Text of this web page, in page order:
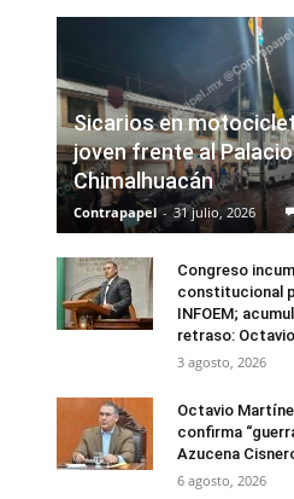
Sicarios en
joven frente al
Chimalhuacán
Contrapapel - 31 julio, 2026
Congreso
constitucional
INFOEM;
retraso:
3 agosto, 2026
Octavio
confirma
Azucena
6 agosto, 2026